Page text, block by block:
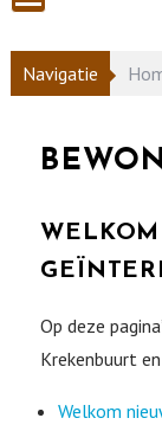
Navigatie
Op deze
Krekenbuurt
Welkom